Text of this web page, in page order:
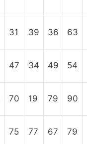
31 39 36 63
47 34 49 54
70 19 79 90
75 77 67 79